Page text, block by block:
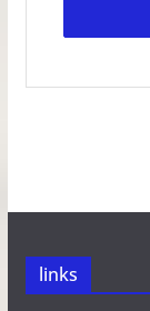
links